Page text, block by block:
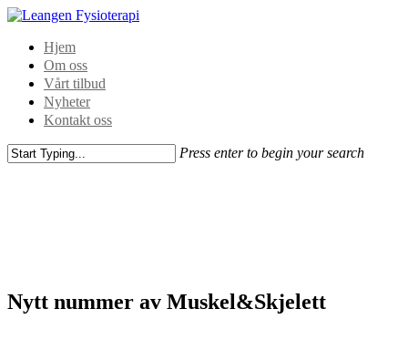
Hjem
Om oss
Vårt tilbud
Nyheter
Kontakt oss
Press enter to begin your search
Nytt nummer av Muskel&Skjelett